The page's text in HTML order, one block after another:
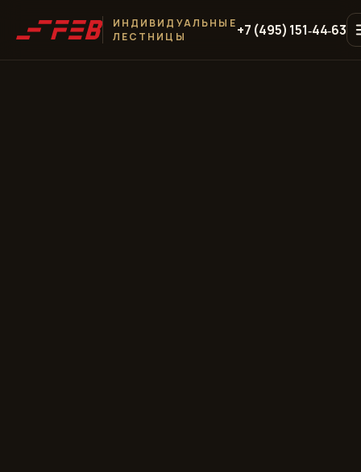
ИНДИВИДУАЛЬНЫЕ
ЛЕСТНИЦЫ
+7 (495) 151‑44‑63